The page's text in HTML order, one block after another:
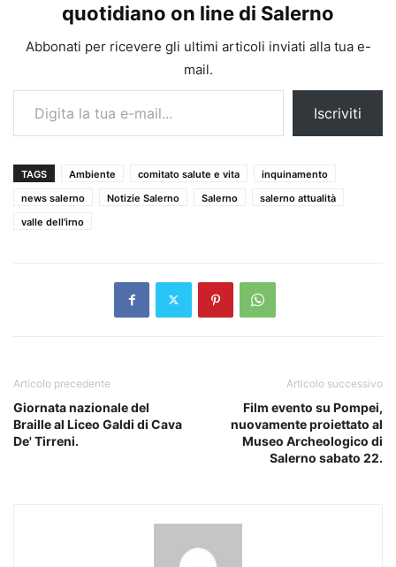
quotidiano on line di Salerno
Abbonati per ricevere gli ultimi articoli inviati alla tua e-
mail.
Digita la tua e-mail...
Iscriviti
TAGS Ambiente comitato salute e vita
inquinamento
news salerno
Notizie Salerno Salerno
salerno attualità
valle dell'irno
Articolo precedente
Giornata nazionale del
Braille al Liceo Galdi di Cava
De' Tirreni.
Articolo successivo
Film evento su Pompei,
nuovamente proiettato al
Museo Archeologico di
Salerno sabato 22.